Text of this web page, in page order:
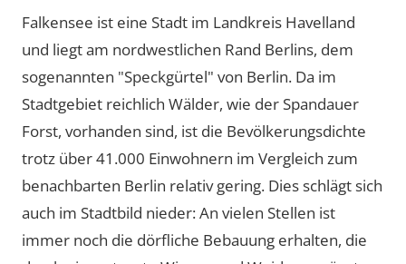
Falkensee ist eine Stadt im Landkreis Havelland
und liegt am nordwestlichen Rand Berlins, dem
sogenannten Speckgürtel von Berlin. Da im
Stadtgebiet reichlich Wälder, wie der Spandauer
Forst, vorhanden sind, ist die Bevölkerungsdichte
trotz über 41.000 Einwohnern im Vergleich zum
benachbarten Berlin relativ gering. Dies schlägt sich
auch im Stadtbild nieder: An vielen Stellen ist
immer noch die dörfliche Bebauung erhalten, die